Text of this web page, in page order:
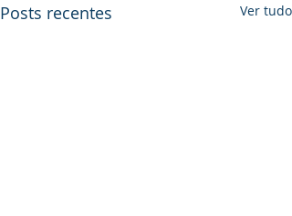
Posts recentes Ver tudo